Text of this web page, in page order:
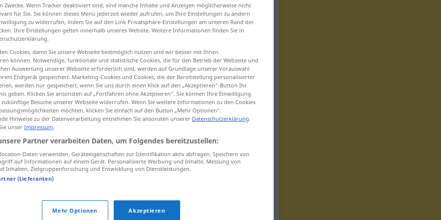
Rückbank AUTO
für "Rückbank"
geprüft)
während Maria fuhr.
Zwecke. Wenn Tracker deaktiviert sind, sind manche Inhalte und Anzeigen möglicherweise nicht
für Sie. Sie können dieses Menü jederzeit wieder aufrufen, um Ihre Einstellungen zu ändern
zu widerrufen, indem Sie auf den Link Privatsphäre-Einstellungen am unteren Rand der
Ihre Einstellungen gelten innerhalb unseres Website. Weitere Informationen finden Sie in
Cookies, damit Sie unsere Webseite bestmöglich nutzen und wir besser mit Ihnen
können. Notwendige, funktionale und statistische Cookies, die für den Betrieb der Webseite und
Auswertung unserer Webseite erforderlich sind, werden auf Grundlage unserer Vorauswahl
Endgerät gespeichert. Marketing-Cookies und Cookies, die der Bereitstellung personalisierter
werden nur gespeichert, wenn Sie uns durch einen Klick auf den „Akzeptieren“-Button Ihr
geben. Klicken Sie ansonsten auf „Fortfahren ohne Akzeptieren“. Sie können Ihre Einwilligung
Besuche unserer Webseite widerrufen. Wenn Sie weitere Informationen zu den Cookies
möchten, klicken Sie einfach auf den Button „Mehr Optionen“.
Hinweise zu der Datenverarbeitung entnehmen Sie ansonsten unserer Datenschutzerklärung.
unser Impressum.
Partner verarbeiten Daten, um Folgendes bereitzustellen:
Daten verwenden. Geräteeigenschaften zur Identifikation aktiv abfragen. Speichern von
auf Informationen auf einem Gerät. Personalisierte Werbung und Inhalte, Messung von
Inhalten, Zielgruppenforschung und Entwicklung von Dienstleistungen.
(Lieferanten)
Mehr Optionen Akzeptieren